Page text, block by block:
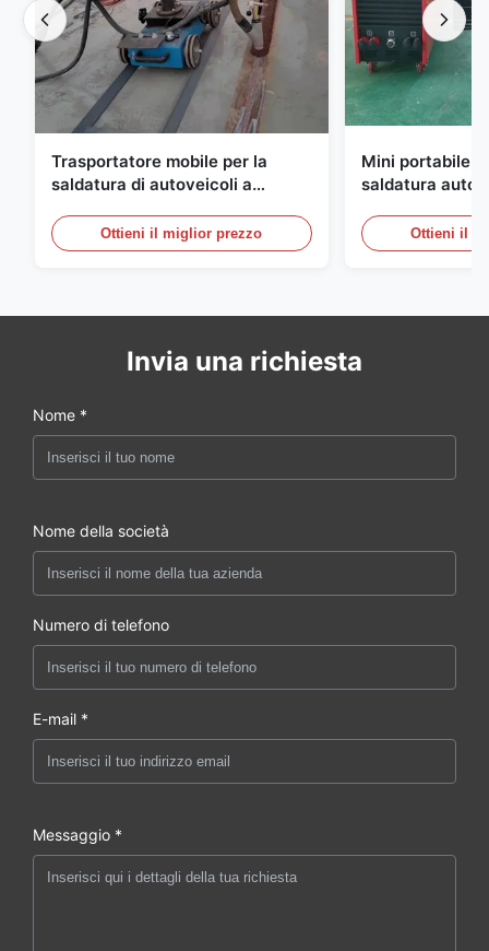
Trasportatore mobile per la
saldatura di autoveicoli a
Ottieni il miglior prezzo
Mini portabile
saldatura
Ottieni il
Invia una richiesta
Nome *
Nome della società
Numero di telefono
E-mail *
Messaggio *